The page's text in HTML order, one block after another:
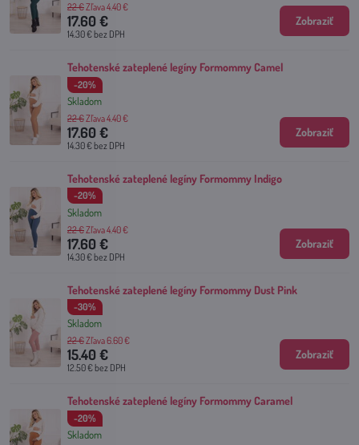
17.60 €
14.30 €bez DPH
22 €Zľava 4.40 €
Zobraziť
Tehotenské zateplené legíny Formommy Camel
-20%
Skladom
17.60 €
14.30 €bez DPH
22 €Zľava 4.40 €
Zobraziť
Tehotenské zateplené legíny Formommy Indigo
-20%
Skladom
17.60 €
14.30 €bez DPH
22 €Zľava 4.40 €
Zobraziť
Tehotenské zateplené legíny Formommy Dust Pink
-30%
Skladom
15.40 €
12.50 €bez DPH
22 €Zľava 6.60 €
Zobraziť
Tehotenské zateplené legíny Formommy Caramel
-20%
Skladom